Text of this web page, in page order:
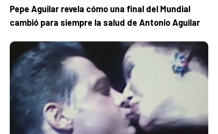
Pepe Aguilar revela cómo una final del Mundial
cambió para siempre la salud de Antonio Aguilar